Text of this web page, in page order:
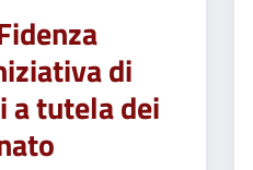
di
a tutela dei